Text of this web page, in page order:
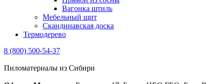
Вагонка штиль
Мебельный щит
Скандинавская доска
Термодерево
8 (800) 500-54-37
Пиломатериалы из Сибири